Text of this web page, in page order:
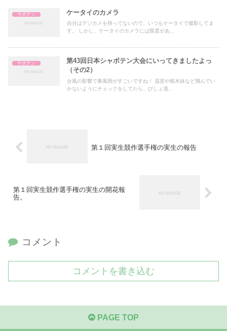
サボテン ケータイのカメラ
自分はデジカメを持ってないので、いつもケータイで撮影してま
す。 しかし、ケータイのカメラには限度があ...
サボテン
第43回日本シャボテン大会にいってきましたよっ
（その2）
台風の影響で暴風雨がすごいですね！ 温室や植木鉢など飛んでい
かないようにチェックをしてたら、びしょ濡...
第１回実生競作選手権の実生の報告
第１回実生競作選手権の実生の開花報
告。
コメント
コメントを書き込む
PAGE TOP